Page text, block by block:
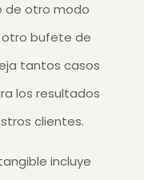
de otro modo
otro bufete de
tantos casos
los resultados
clientes.
incluye